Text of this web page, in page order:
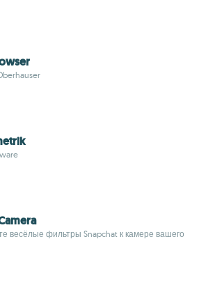
весёлые фильтры Snapchat к камере вашего